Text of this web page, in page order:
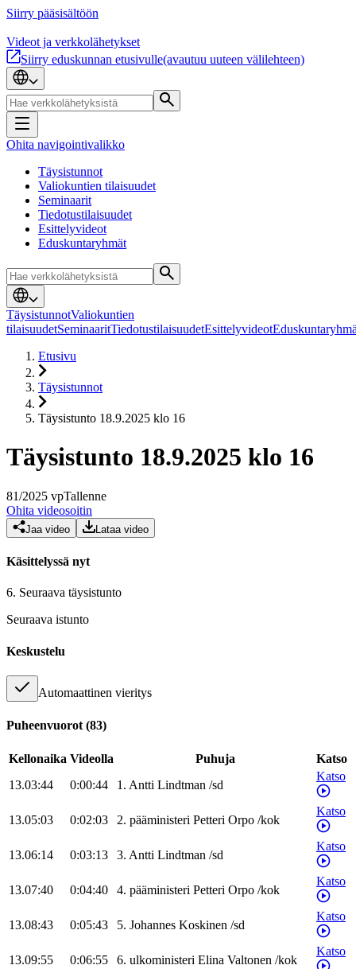
Siirry pääsisältöön
Videot ja verkkolähetykset
Siirry eduskunnan etusivulle(avautuu uuteen välilehteen)
Ohita navigointivalikko
Täysistunnot
Valiokuntien tilaisuudet
Seminaarit
Tiedotustilaisuudet
Esittelyvideot
Eduskuntaryhmät
TäysistunnotValiokuntien
tilaisuudetSeminaaritTiedotustilaisuudetEsittelyvideot
Etusivu
Täysistunnot
Täysistunto 18.9.2025 klo 16
Täysistunto 18.9.2025 klo 16
81/2025 vpTallenne
Ohita videosoitin
Jaa video Lataa video
Käsittelyssä nyt
6. Seuraava täysistunto
Seuraava istunto
Keskustelu
Automaattinen vieritys
Puheenvuorot (83)
Kellonaika Videolla Puhuja
Katso
13.03:44
0:00:44 1. Antti Lindtman /sd
Katso
13.05:03 0:02:03 2. pääministeri Petteri Orpo /kok
Katso
13.06:14 0:03:13 3. Antti Lindtman /sd
Katso
13.07:40 0:04:40 4. pääministeri Petteri Orpo /kok
Katso
13.08:43 0:05:43 5. Johannes Koskinen /sd
Katso
13.09:55 0:06:55 6. ulkoministeri Elina Valtonen /kok
Katso